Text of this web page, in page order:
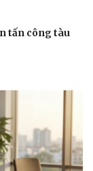
tấn công tàu